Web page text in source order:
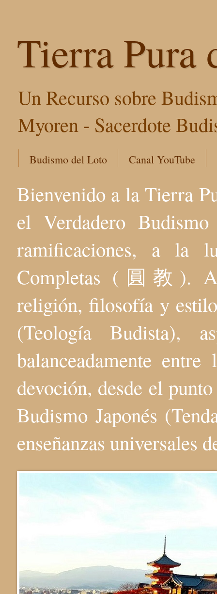
Tierra Pura
Un Recurso sobre
Myoren - Sacerdote
Budismo del Loto Canal YouTube
Bienvenido a la Tierra
el Verdadero
ramificaciones, a la
Completas (圓教).
religión, filosofía y
(Teología Budista),
balanceadamente
devoción, desde el
Budismo Japonés
enseñanzas universales